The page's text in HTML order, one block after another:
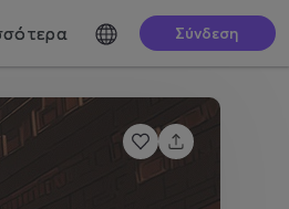
Σύνδεση